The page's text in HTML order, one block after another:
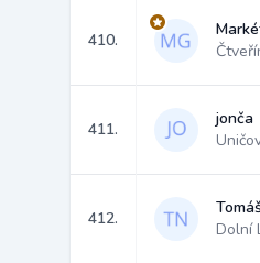
410.
411.
jonča
412.
Dolní